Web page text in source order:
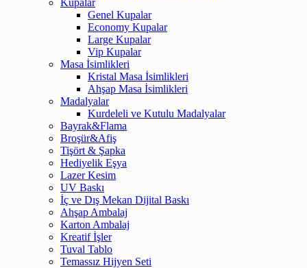
Genel Kupalar
Economy Kupalar
Large Kupalar
Vip Kupalar
Masa İsimlikleri
Kristal Masa İsimlikleri
Ahşap Masa İsimlikleri
Madalyalar
Kurdeleli ve Kutulu Madalyalar
Bayrak&Flama
Broşür&Afiş
Tişört & Şapka
Hediyelik Eşya
Lazer Kesim
UV Baskı
İç ve Dış Mekan Dijital Baskı
Ahşap Ambalaj
Karton Ambalaj
Kreatif İşler
Tuval Tablo
Temassız Hijyen Seti